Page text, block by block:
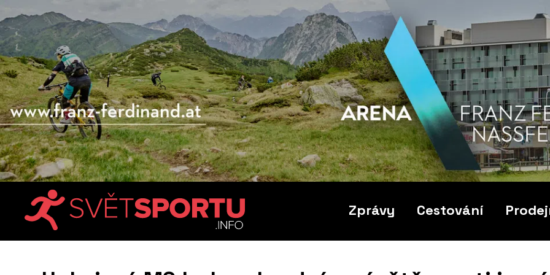
Zprávy Cestování